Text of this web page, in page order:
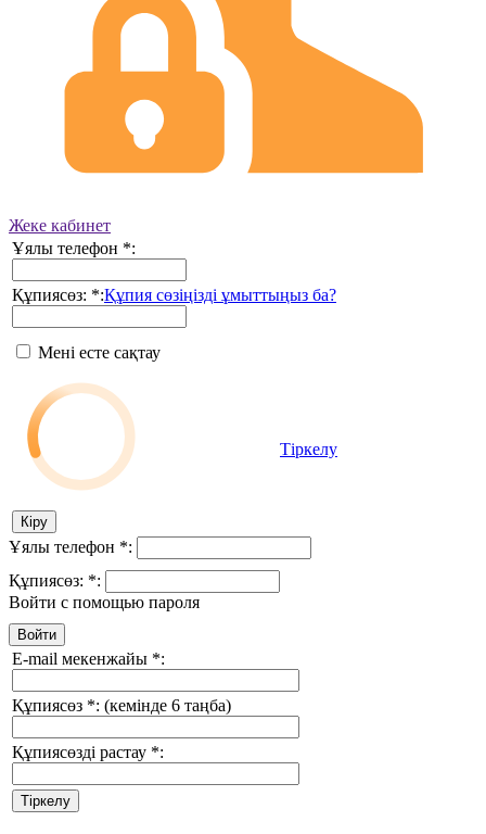
Жеке кабинет
Ұялы телефон *:
Құпиясөз: *:Құпия сөзіңізді ұмыттыңыз ба?
Мені есте сақтау
Тіркелу
Ұялы телефон *:
Құпиясөз: *:
Войти с помощью пароля
E-mail мекенжайы *:
Құпиясөз *: (кемінде 6 таңба)
Құпиясөзді растау *: